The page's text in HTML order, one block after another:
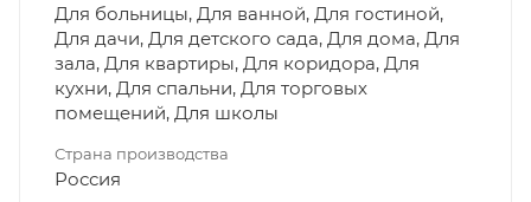
Для больницы, Для ванной, Для гостиной,
Для дачи, Для детского сада, Для дома, Для
зала, Для квартиры, Для коридора, Для
кухни, Для спальни, Для торговых
помещений, Для школы
Страна производства
Россия